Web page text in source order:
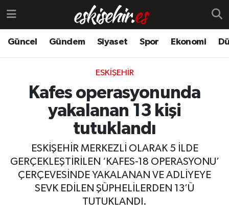
Güncel Gündem Siyaset Spor Ekonomi
ESKIŞEHIR
Kafes operasyonunda
yakalanan 13 kişi
tutuklandı
ESKİŞEHİR MERKEZLİ OLARAK 5 İLDE
GERÇEKLEŞTİRİLEN ‘KAFES-18 OPERASYONU’
ÇERÇEVESİNDE YAKALANAN VE ADLİYEYE
SEVK EDİLEN ŞÜPHELİLERDEN 13’Ü
TUTUKLANDI.